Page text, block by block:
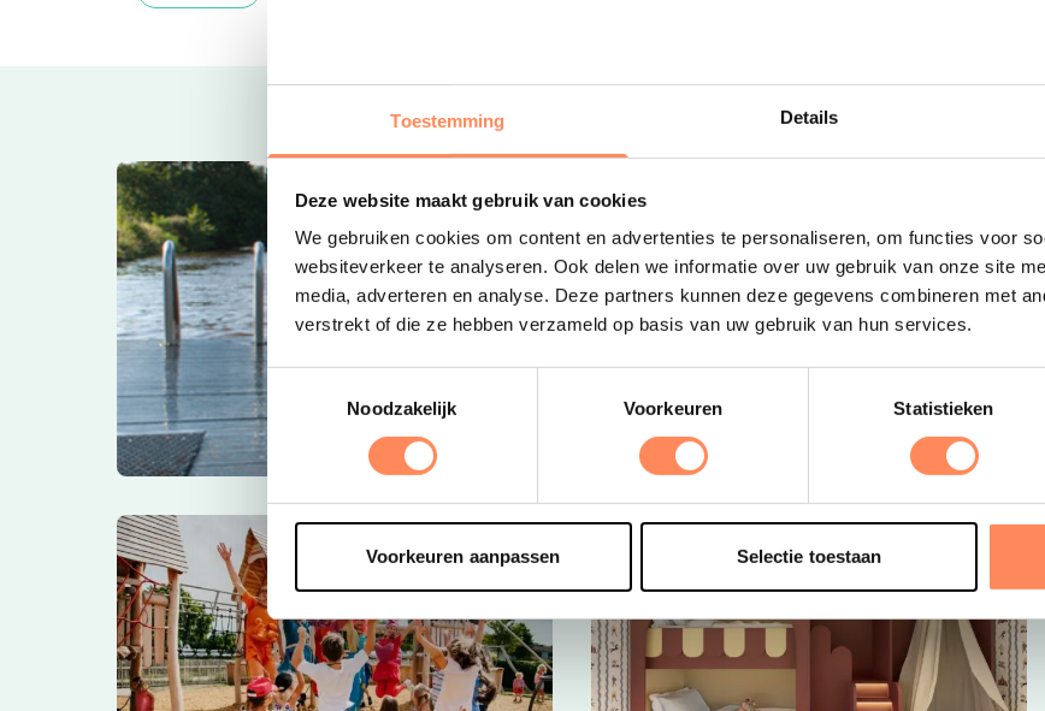
Toestemming Details
Deze website maakt gebruik van cookies
We gebruiken cookies om content en advertenties te personaliseren, om functies voor
websiteverkeer te analyseren. Ook delen we informatie over uw gebruik van onze site
media, adverteren en analyse. Deze partners kunnen deze gegevens combineren met
verstrekt of die ze hebben verzameld op basis van uw gebruik van hun services.
Noodzakelijk
Voorkeuren Statistieken
Voorkeuren aanpassen Selectie toestaan
Uitgelicht